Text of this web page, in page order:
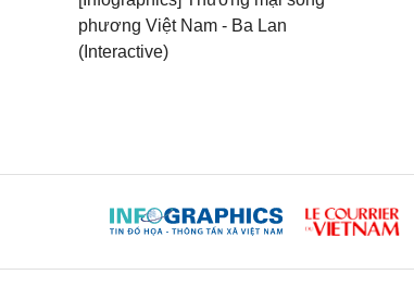
phương Việt Nam - Ba Lan
(Interactive)